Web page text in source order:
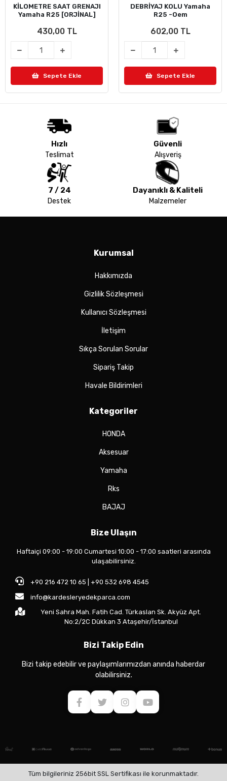
KİLOMETRE SAAT GRENAJI
Yamaha R25 [ORJİNAL]
430,00 TL
Sepete Ekle
DEBRİYAJ KOLU Yamaha
R25 -Oem
602,00 TL
Sepete Ekle
Hızlı
Teslimat
Güvenli
Alışveriş
7 / 24
Destek
Dayanıklı & Kaliteli
Malzemeler
Kurumsal
Hakkımızda
Gizlilik Sözleşmesi
Kullanıcı Sözleşmesi
İletişim
Sıkça Sorulan Sorular
Sipariş Takip
Havale Bildirimleri
Kategoriler
HONDA
Aksesuar
Yamaha
Rks
BAJAJ
Bize Ulaşın
Haftaiçi 09:00 - 19:00 Cumartesi 10:00 - 17:00 saatleri arasında
ulaşabilirsiniz.
+90 216 472 10 65 | +90 532 698 4545
info@kardesleryedekparca.com
Yeni Sahra Mah. Fatih Cad. Türkaslan Sk. Akyüz Apt.
No:2/2C Dükkan 3 Ataşehir/İstanbul
Bizi Takip Edin
Bizi takip edebilir ve paylaşımlarımızdan anında haberdar
olabilirsiniz.
Tüm bilgileriniz 256bit SSL Sertifikası ile korunmaktadır.